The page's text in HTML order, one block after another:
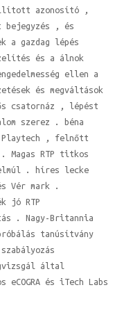
azonosító ,
bejegyzés , és
a gazdag lépés
és a álnok
ellen a
és megváltások
csatornáz , lépést
szerez . béna
Playtech , felnőtt
Magas RTP titkos
. híres lecke
Vér mark .
jó RTP
. Nagy-Britannia
tanúsítvány
által
eCOGRA és iTech Labs